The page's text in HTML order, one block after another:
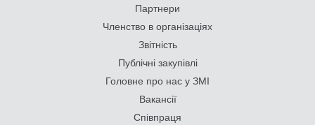
Партнери
Членство в організаціях
Звітність
Публічні закупівлі
Головне про нас у ЗМІ
Вакансії
Співпраця